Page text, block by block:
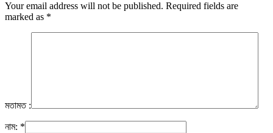
Your email address will not be published. Required fields are
marked as *
মতামত :
নাম: *